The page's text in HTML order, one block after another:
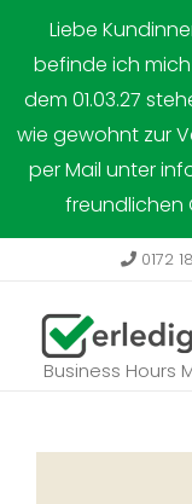
Liebe
befinde ich
dem 01.03.27
wie gewohnt zur
per Mail unter
freundlichen
0172
Business Hours